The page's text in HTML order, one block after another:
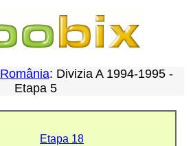
România: Divizia A 1994-1995 -
Etapa 5
Etapa 18